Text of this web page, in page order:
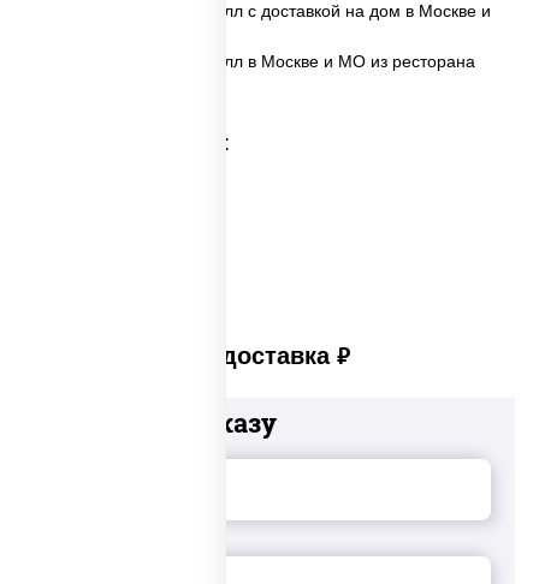
✅ Домашний темпура ролл с доставкой на дом в Москве и
✅ Домашний темпура ролл в Москве и МО из ресторана
Категории товара:
Платная доставка руб
Добавьте к заказу